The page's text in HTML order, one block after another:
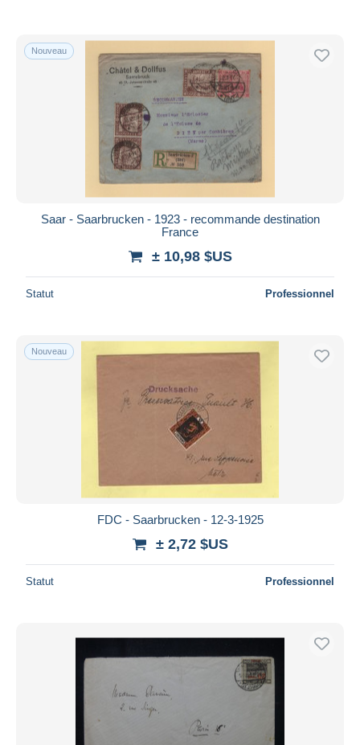
Nouveau
Saar - Saarbrucken - 1923 - recommande destination
France
± 10,98 $US
Statut Professionnel
Nouveau
FDC - Saarbrucken - 12-3-1925
± 2,72 $US
Statut Professionnel